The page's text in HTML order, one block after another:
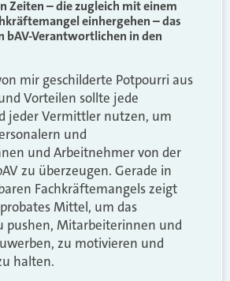
Zeiten – die zugleich mit einem
einhergehen – das
bAV-Verantwortlichen in den
mir geschilderte Potpourri aus
Vorteilen sollte jede
jeder Vermittler nutzen, um
und
und Arbeitnehmer von der
zu überzeugen. Gerade in
Fachkräftemangels zeigt
Mittel, um das
pushen, Mitarbeiterinnen und
zu motivieren und
halten.